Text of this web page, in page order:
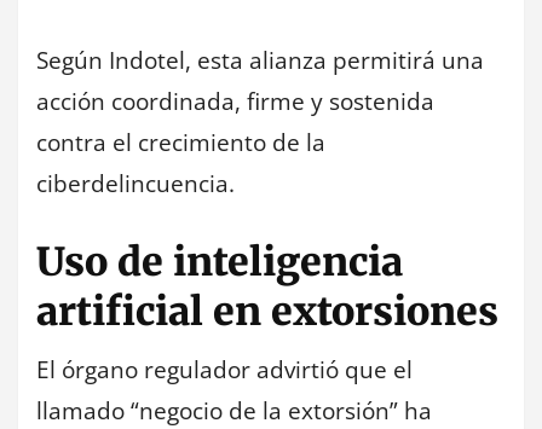
Según Indotel, esta alianza permitirá una
acción coordinada, firme y sostenida
contra el crecimiento de la
ciberdelincuencia.
Uso de inteligencia
artificial en extorsiones
El órgano regulador advirtió que el
llamado “negocio de la extorsión” ha